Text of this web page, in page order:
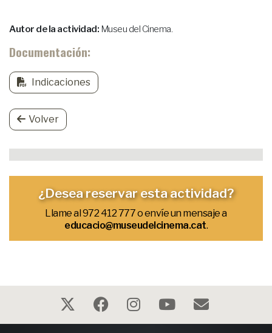
Autor de la actividad: Museu del Cinema.
Documentación:
Indicaciones
Volver
¿Desea reservar esta actividad?
Llame al 972 412 777 o envíe un mensaje a
educacio@museudelcinema.cat.